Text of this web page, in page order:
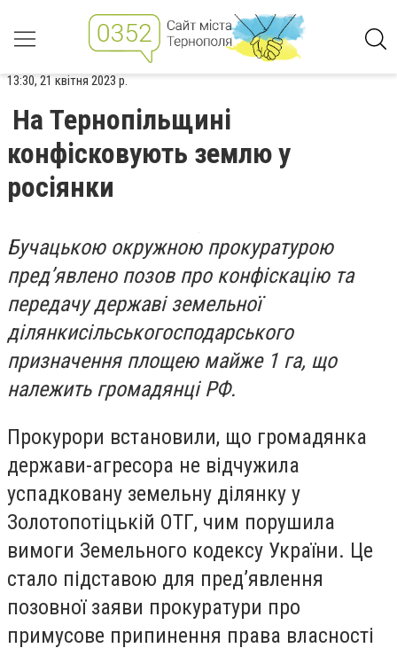
13:30, 21 квітня 2023 р.
На Тернопільщині
конфісковують землю у
росіянки
Бучацькою окружною прокуратурою
пред’явлено позов про конфіскацію та
передачу державі земельної
ділянкисільськогосподарського
призначення площею майже 1 га, що
належить громадянці РФ.
Прокурори встановили, що громадянка
держави-агресора не відчужила
успадковану земельну ділянку у
Золотопотіцькій ОТГ, чим порушила
вимоги Земельного кодексу України. Це
стало підставою для пред’явлення
позовної заяви прокуратури про
примусове припинення права власності